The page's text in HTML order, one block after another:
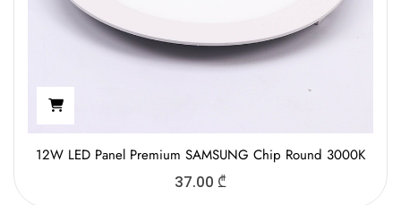
12W LED Panel Premium SAMSUNG Chip Round 3000K
37.00 ₾